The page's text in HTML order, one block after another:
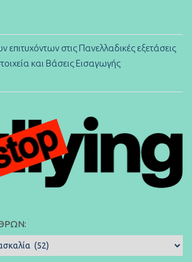
στις Πανελλαδικές εξετάσεις
και Βάσεις Εισαγωγής